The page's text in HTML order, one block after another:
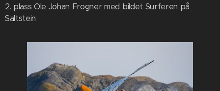
2. plass Ole Johan Frogner med bildet Surferen på
Saltstein